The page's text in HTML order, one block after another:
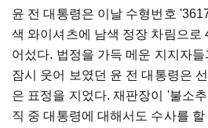
윤 전 대통령은 이날 수형번호
색 와이셔츠에 남색 정장 차림으로
어섰다. 법정을 가득 메운 지지자
잠시 웃어 보였던 윤 전 대통령은
은 표정을 지었다. 재판장이 '불소
직 중 대통령에 대해서도 수사를